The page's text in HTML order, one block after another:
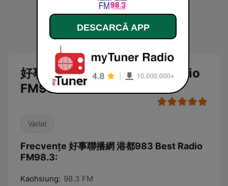
好事聯播網 港都983 Best Radio
FM98.3
Variat
Frecvențe 好事聯播網 港都983 Best Radio
FM98.3:
Kaohsiung: 98.3 FM
DESCARCĂ APP